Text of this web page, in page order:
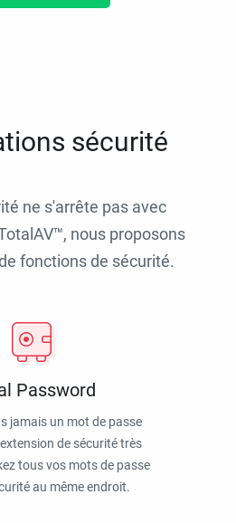
sécurité
ne s'arrête pas avec
nous proposons
fonctions de sécurité.
Password
jamais un mot de passe
de sécurité très
tous vos mots de passe
au même endroit.